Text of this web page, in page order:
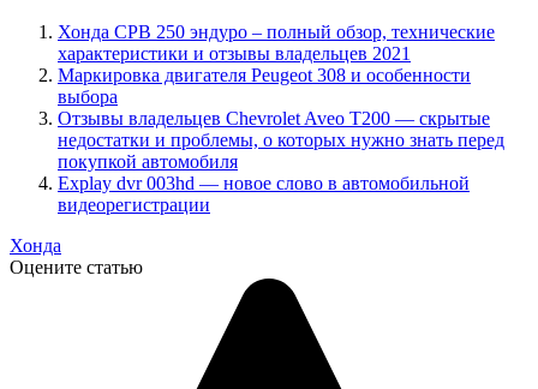
Хонда СРВ 250 эндуро – полный обзор, технические
характеристики и отзывы владельцев 2021
Маркировка двигателя Peugeot 308 и особенности
выбора
Отзывы владельцев Chevrolet Aveo T200 — скрытые
недостатки и проблемы, о которых нужно знать перед
покупкой автомобиля
Explay dvr 003hd — новое слово в автомобильной
видеорегистрации
Хонда
Оцените статью